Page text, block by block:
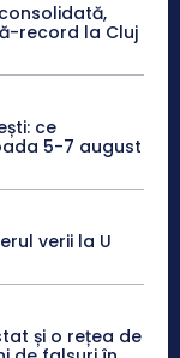
record la Cluj
ce
5-7 august
verii la U
și o rețea de